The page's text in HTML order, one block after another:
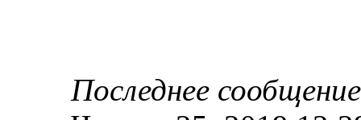
Последнее сообщение